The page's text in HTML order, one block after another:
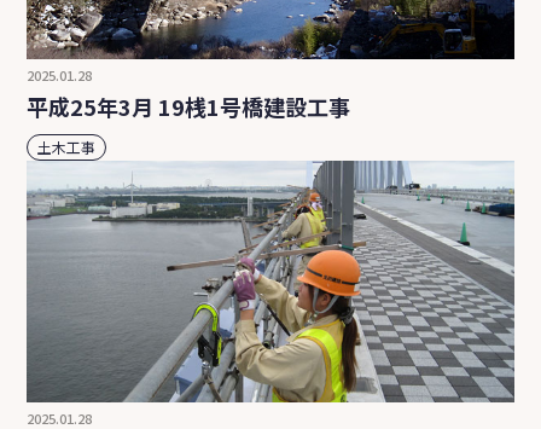
2025.01.28
平成25年3月 19桟1号橋建設工事
土木工事
2025.01.28